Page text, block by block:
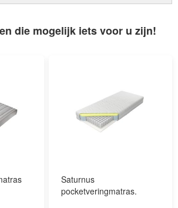
die mogelijk iets voor u zijn!
Saturnus
pocketveringmatras.